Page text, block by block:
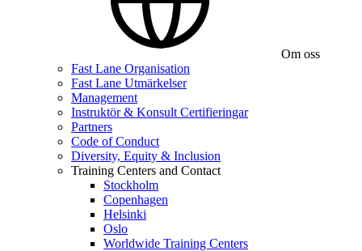
Om oss
Fast Lane Organisation
Fast Lane Utmärkelser
Management
Instruktör & Konsult Certifieringar
Partners
Code of Conduct
Diversity, Equity & Inclusion
Training Centers and Contact
Stockholm
Copenhagen
Helsinki
Oslo
Worldwide Training Centers